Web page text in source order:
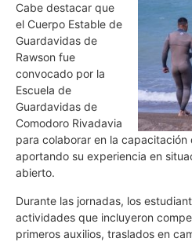
Cabe destacar que
el Cuerpo Estable de
Guardavidas de
Rawson fue
convocado por la
Escuela de
Guardavidas de
Comodoro Rivadavia
para colaborar en la capacitación
aportando su experiencia en
abierto.
Durante las jornadas, los
actividades que incluyeron
primeros auxilios, traslados en